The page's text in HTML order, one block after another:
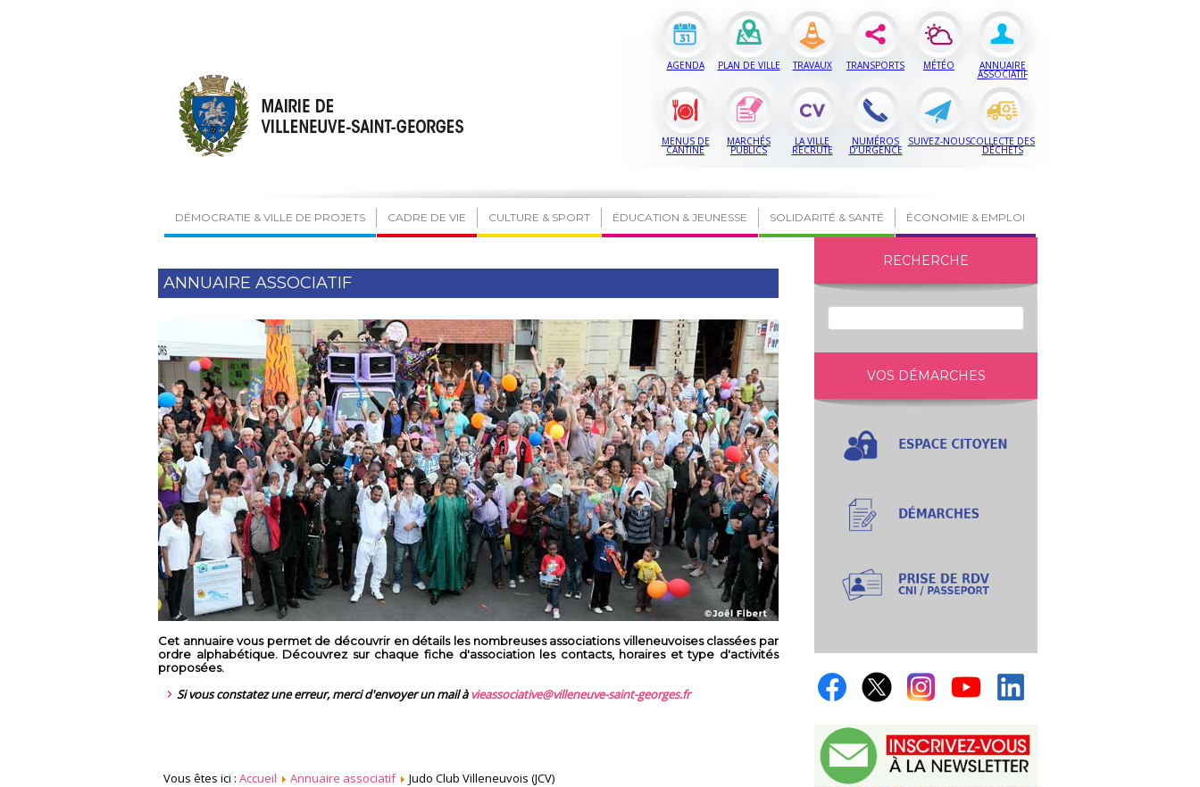
AGENDA PLAN DE VILLE TRAVAUX TRANSPORTS MÉTÉO ANNUAIRE
ASSOCIATIF
MENUS DE
CANTINE
MARCHÉS
PUBLICS
LA VILLE
RECRUTE
NUMÉROS
D’URGENCE
SUIVEZ-NOUSCOLLECTE DES
DÉCHETS
DÉMOCRATIE & VILLE DE PROJETS CADRE DE VIE CULTURE & SPORT ÉDUCATION & JEUNESSE SOLIDARITÉ & SANTÉ ÉCONOMIE & EMPLOI
ANNUAIRE ASSOCIATIF
Cet annuaire vous permet de découvrir en détails les nombreuses associations villeneuvoises classées par
ordre alphabétique. Découvrez sur chaque fiche d'association les contacts, horaires et type d'activités
proposées.
Si vous constatez une erreur, merci d'envoyer un mail àvieassociative@villeneuve-saint-georges.fr
Vous êtes ici : Accueil Annuaire associatif Judo Club Villeneuvois (JCV)
RECHERCHE
VOS DÉMARCHES